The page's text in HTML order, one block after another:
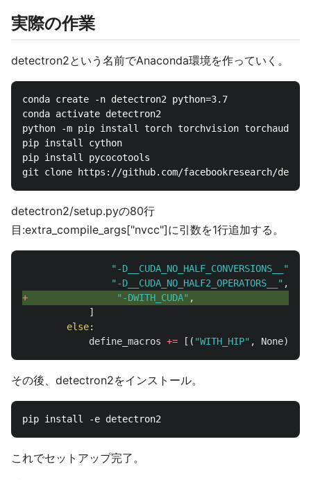
実際の作業
detectron2という名前でAnaconda環境を作っていく。
conda create -n detectron2 python=3.7
conda activate detectron2
python -m pip install torch torchvision torchaudio
pip install cython
pip install pycocotools
detectron2/setup.pyの80行
目:extra_compile_args["nvcc"]に引数を1行追加する。
" -D__CUDA_NO_HALF_CONVERSIONS__ "
" -D__CUDA_NO_HALF2_OPERATORS__ " ,
+
" -DWITH_CUDA" ,
]
else:
define_macros += [( "WITH_HIP" , None)]
その後、detectron2をインストール。
これでセットアップ完了。